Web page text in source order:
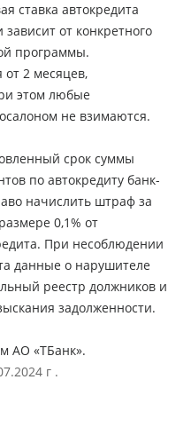
ставка автокредита
от конкретного
программы.
2 месяцев,
этом любые
не взимаются.
срок суммы
по автокредиту банк-
начислить штраф за
0,1% от
При несоблюдении
данные о нарушителе
реестр должников и
задолженности.
АО «ТБанк».
г .